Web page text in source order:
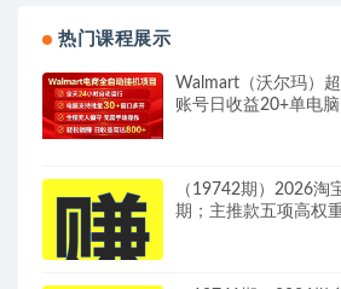
热门课程展示
Walmart（沃尔玛）
账号日收益20+单电
（19742期）2026淘
期；主推款五项高权